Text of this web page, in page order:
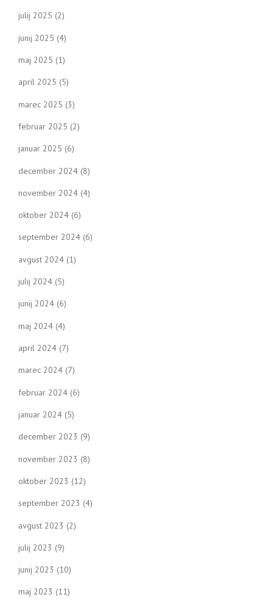
julij 2025 (2)
junij 2025 (4)
maj 2025 (1)
april 2025 (5)
marec 2025 (3)
februar 2025 (2)
januar 2025 (6)
december 2024 (8)
november 2024 (4)
oktober 2024 (6)
september 2024 (6)
avgust 2024 (1)
julij 2024 (5)
junij 2024 (6)
maj 2024 (4)
april 2024 (7)
marec 2024 (7)
februar 2024 (6)
januar 2024 (5)
december 2023 (9)
november 2023 (8)
oktober 2023 (12)
september 2023 (4)
avgust 2023 (2)
julij 2023 (9)
junij 2023 (10)
maj 2023 (11)